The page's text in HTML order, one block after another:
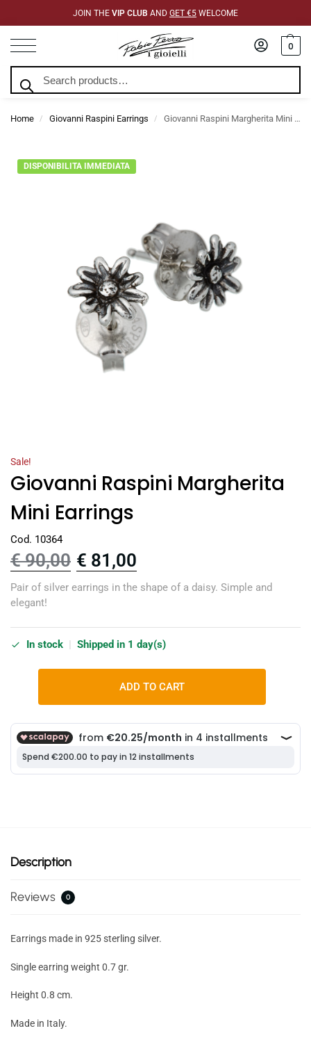
JOIN THE VIP CLUB AND GET €5 WELCOME
0
Home / Giovanni Raspini Earrings / Giovanni Raspini Margherita Mini Earrings
DISPONIBILITA IMMEDIATA
Sale!
Giovanni Raspini Margherita
Mini Earrings
Cod. 10364
€90,00 € 81,00
Pair of silver earrings in the shape of a daisy. Simple and
elegant!
In stock Shipped in 1 day(s)
ADD TO CART
Description
Reviews 0
Earrings made in 925 sterling silver.
Single earring weight 0.7 gr.
Height 0.8 cm.
Made in Italy.